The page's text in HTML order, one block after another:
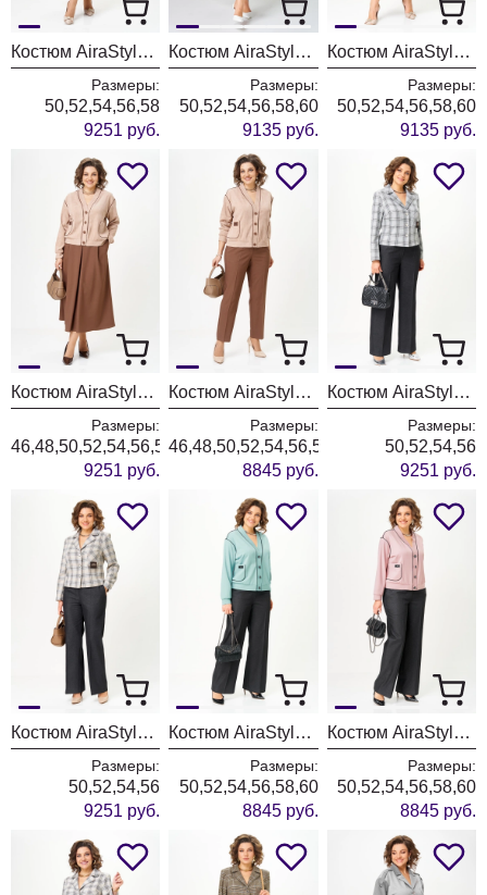
Костюм AiraStyle 24138
Размеры:
50,52,54,56,58
9251 руб.
Костюм AiraStyle 24137 молочно-коричневый
Размеры:
50,52,54,56,58,60
9135 руб.
Костюм AiraStyle 24137 бежево-коричневый
Размеры:
50,52,54,56,58,60
9135 руб.
Костюм AiraStyle 24131 капучино
Размеры:
46,48,50,52,54,56,58,60
9251 руб.
Костюм AiraStyle 24248
Размеры:
46,48,50,52,54,56,58,60
8845 руб.
Костюм AiraStyle 24246 серый
Размеры:
50,52,54,56
9251 руб.
Костюм AiraStyle 24246 беж+графит
Размеры:
50,52,54,56
9251 руб.
Костюм AiraStyle 24247 мята + графит
Размеры:
50,52,54,56,58,60
8845 руб.
Костюм AiraStyle 24247 пудра + графит
Размеры:
50,52,54,56,58,60
8845 руб.